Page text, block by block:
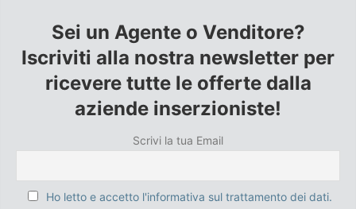
Sei un Agente o Venditore?
Iscriviti alla nostra newsletter per
ricevere tutte le offerte dalla
aziende inserzioniste!
Scrivi la tua Email
Ho letto e accetto l'informativa sul trattamento dei dati.